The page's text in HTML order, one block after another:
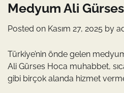
Medyum Ali
Posted on Kasım 27, 2025 by
Türkiye’nin önde gelen
Ali Gürses Hoca muhabbet,
gibi birçok alanda hizmet